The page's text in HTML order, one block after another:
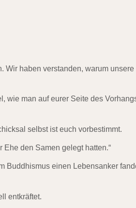
Wir haben verstanden, warum unsere
wie man auf eurer Seite des
selbst ist euch vorbestimmt.
den Samen gelegt hatten.“
Buddhismus einen Lebensanker
entkräftet.